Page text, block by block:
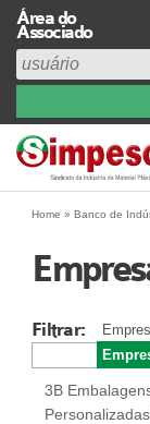
Área do
Associado
Institucional
Perfil
Diretoria
Abrangência
Acervo
Prestação de Contas
Central de
Home » Banco de
Filtrar:
3B